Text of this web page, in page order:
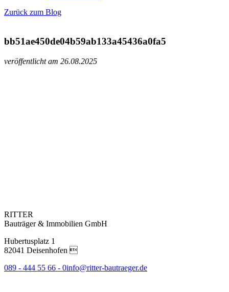
Zurück zum Blog
bb51ae450de04b59ab133a45436a0fa5
veröffentlicht am 26.08.2025
RITTER
Bauträger & Immobilien GmbH
Hubertusplatz 1
82041 Deisenhofen 
089 - 444 55 66 - 0info@ritter-bautraeger.de